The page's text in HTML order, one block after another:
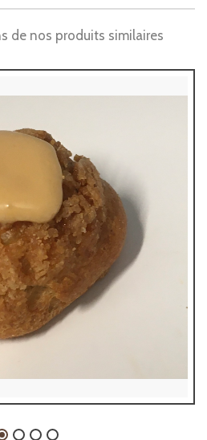
de nos produits similaires